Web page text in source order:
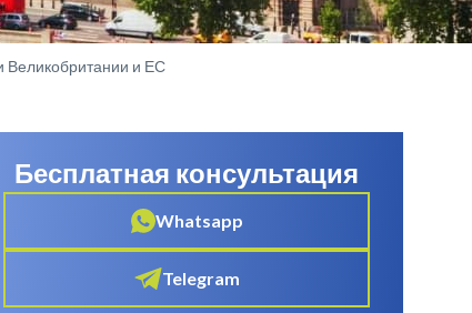
Великобритании и ЕС
Бесплатная консультация
Whatsapp
Telegram